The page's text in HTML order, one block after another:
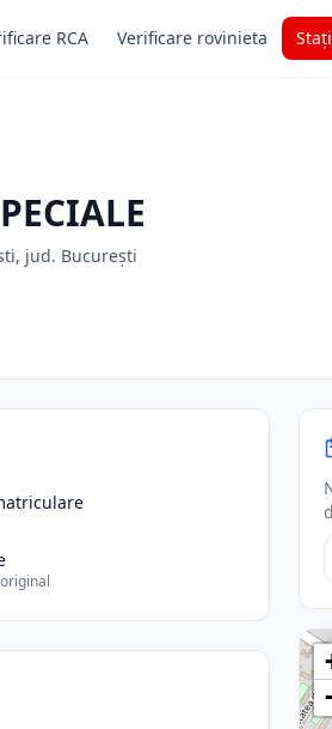
RCA Verificare rovinieta
jud. București